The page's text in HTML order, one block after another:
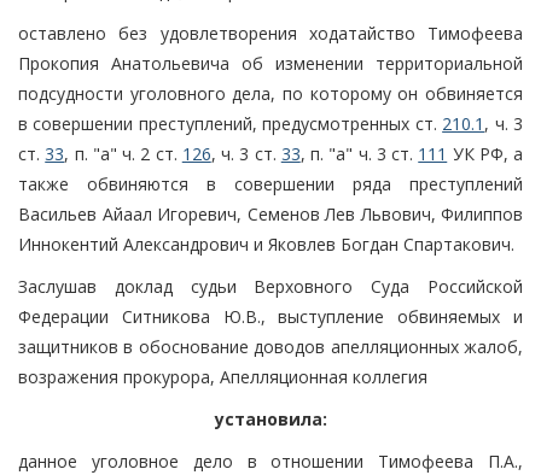
оставлено без удовлетворения ходатайство Тимофеева
Прокопия Анатольевича об изменении территориальной
подсудности уголовного дела, по которому он обвиняется
в совершении преступлений, предусмотренных ст. 210.1 , ч. 3
ст.33, п. "а" ч. 2 ст. 126, ч. 3 ст. 33, п. "а" ч. 3 ст. 111 УК РФ, а
также обвиняются в совершении ряда преступлений
Васильев Айаал Игоревич, Семенов Лев Львович, Филиппов
Иннокентий Александрович и Яковлев Богдан Спартакович.
Заслушав доклад судьи Верховного Суда Российской
Федерации Ситникова Ю.В., выступление обвиняемых и
защитников в обоснование доводов апелляционных жалоб,
возражения прокурора, Апелляционная коллегия
установила:
данное уголовное дело в отношении Тимофеева П.А.,